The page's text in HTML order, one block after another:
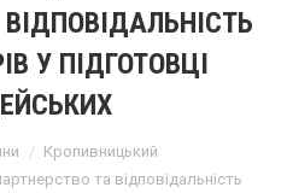
У ПІДГОТОВЦІ
Кропивницький
та відповідальність